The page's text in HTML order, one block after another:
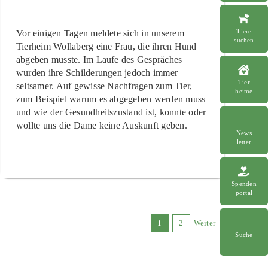
Tiere
suchen
Tier
heime
News
letter
Spenden
portal
Suche
Vor einigen Tagen meldete sich in unserem
Tierheim Wollaberg eine Frau, die ihren Hund
abgeben musste. Im Laufe des Gespräches
wurden ihre Schilderungen jedoch immer
seltsamer. Auf gewisse Nachfragen zum Tier,
zum Beispiel warum es abgegeben werden muss
und wie der Gesundheitszustand ist, konnte oder
wollte uns die Dame keine Auskunft geben.
1 2 Weiter